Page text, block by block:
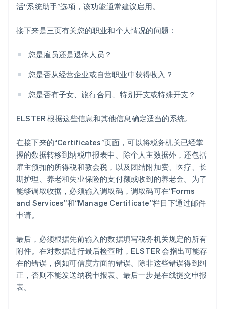
活“系统助手”选项，该功能通常建议启用。
接下来是三页有关您的职业和个人情况的问题：
您是雇员还是退休人员？
您是否从经营企业或自营职业中获得收入？
您是否有子女、旅行合同、特别开支或特殊开支？
ELSTER 根据这些信息和其他信息确定适当的系统。
在接下来的“Certificates”页面，可以将税务机关已经掌
握的数据转移到纳税申报表中。除个人主数据外，还包括
雇主预扣的所得税和教会税，以及团结附加费、医疗、长
期护理、养老和失业保险的支付额或收到的养老金。为了
能够调取收据，必须输入调取码，调取码可在“Forms
and Services”和“Manage Certificate”栏目下通过邮件
申请。
最后，必须根据先前输入的数据填写税务机关规定的所有
附件。在对数据进行最后检查时，ELSTER 会指出可能存
在的错误，例如可信度方面的错误。除非这些错误得到纠
正，否则不能发送纳税申报表。最后一步是在线提交申报
表。
阿联酋
English
爱尔兰
English
爱沙尼亚
奥地利
DeutschEnglish
澳大利亚
English
巴西